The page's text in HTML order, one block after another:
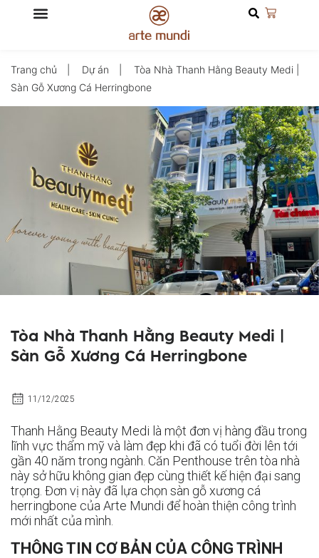
Trang chủ Dự án
Tòa Nhà Thanh Hằng Beauty Medi |
Sàn Gỗ Xương Cá Herringbone
Tòa Nhà Thanh Hằng Beauty Medi |
Sàn Gỗ Xương Cá Herringbone
11/12/2025
Thanh Hằng Beauty Medi là một đơn vị hàng đầu trong
lĩnh vực thẩm mỹ và làm đẹp khi đã có tuổi đời lên tới
gần 40 năm trong ngành. Căn Penthouse trên tòa nhà
này sở hữu không gian đẹp cùng thiết kế hiện đại sang
trọng. Đơn vị này đã lựa chọn sàn gỗ xương cá
herringbone của Arte Mundi để hoàn thiện công trình
mới nhất của mình.
THÔNG TIN CƠ BẢN CỦA CÔNG TRÌNH